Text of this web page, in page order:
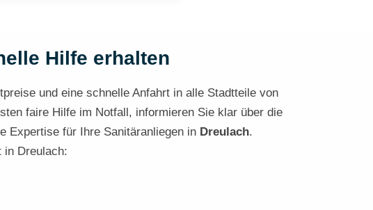
Hilfe erhalten
und eine schnelle Anfahrt in alle Stadtteile von
faire Hilfe im Notfall, informieren Sie klar über die
Expertise für Ihre Sanitäranliegen in Dreulach.
in Dreulach: